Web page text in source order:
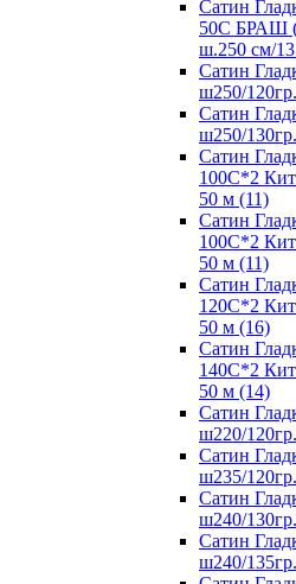
Сатин
50С БРАШ
ш.250 см/
Сатин
ш250/
Сатин
ш250/
Сатин
100С*2
50 м (11)
Сатин
100С*2
50 м (11)
Сатин
120С*2
50 м (16)
Сатин
140С*2
50 м (14)
Сатин
ш220/
Сатин
ш235/
Сатин
ш240/
Сатин
ш240/